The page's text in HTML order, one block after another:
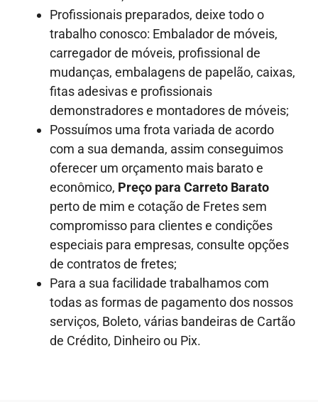
Profissionais preparados, deixe todo o
trabalho conosco: Embalador de móveis,
carregador de móveis, profissional de
mudanças, embalagens de papelão, caixas,
fitas adesivas e profissionais
demonstradores e montadores de móveis;
Possuímos uma frota variada de acordo
com a sua demanda, assim conseguimos
oferecer um orçamento mais barato e
econômico, Preço para Carreto Barato
perto de mim e cotação de Fretes sem
compromisso para clientes e condições
especiais para empresas, consulte opções
de contratos de fretes;
Para a sua facilidade trabalhamos com
todas as formas de pagamento dos nossos
serviços, Boleto, várias bandeiras de Cartão
de Crédito, Dinheiro ou Pix.